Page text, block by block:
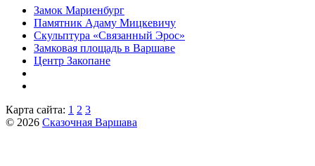
Замок Мариенбург
Памятник Адаму Мицкевичу
Скульптура «Связанный Эрос»
Замковая площадь в Варшаве
Центр Закопане
Карта сайта: 1 2 3
© 2026 Сказочная Варшава